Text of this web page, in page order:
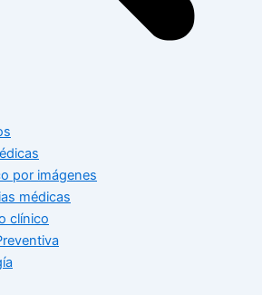
por imágenes
médicas
clínico